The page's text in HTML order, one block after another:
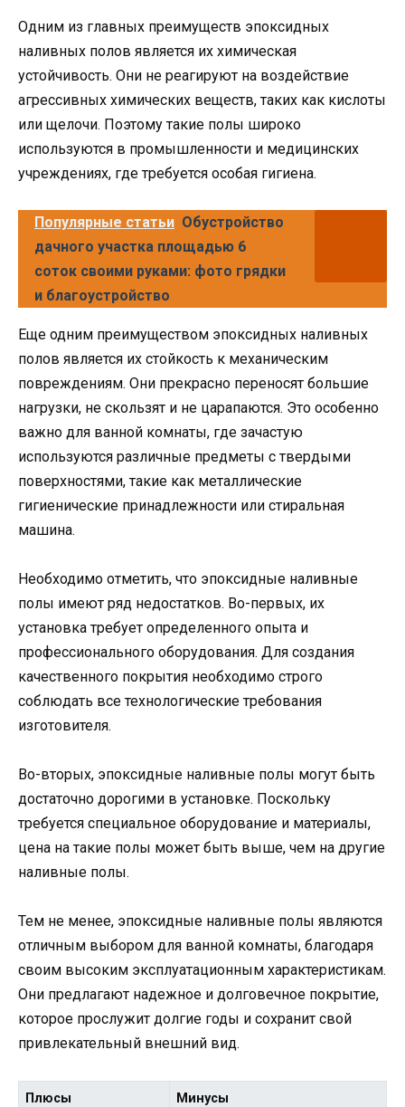
Одним из главных преимуществ эпоксидных
наливных полов является их химическая
устойчивость. Они не реагируют на воздействие
агрессивных химических веществ, таких как кислоты
или щелочи. Поэтому такие полы широко
используются в промышленности и медицинских
учреждениях, где требуется особая гигиена.
Популярные статьи Обустройство
дачного участка площадью 6
соток своими руками: фото грядки
и благоустройство
Еще одним преимуществом эпоксидных наливных
полов является их стойкость к механическим
повреждениям. Они прекрасно переносят большие
нагрузки, не скользят и не царапаются. Это особенно
важно для ванной комнаты, где зачастую
используются различные предметы с твердыми
поверхностями, такие как металлические
гигиенические принадлежности или стиральная
машина.
Необходимо отметить, что эпоксидные наливные
полы имеют ряд недостатков. Во-первых, их
установка требует определенного опыта и
профессионального оборудования. Для создания
качественного покрытия необходимо строго
соблюдать все технологические требования
изготовителя.
Во-вторых, эпоксидные наливные полы могут быть
достаточно дорогими в установке. Поскольку
требуется специальное оборудование и материалы,
цена на такие полы может быть выше, чем на другие
наливные полы.
Тем не менее, эпоксидные наливные полы являются
отличным выбором для ванной комнаты, благодаря
своим высоким эксплуатационным характеристикам.
Они предлагают надежное и долговечное покрытие,
которое прослужит долгие годы и сохранит свой
привлекательный внешний вид.
Плюсы Минусы